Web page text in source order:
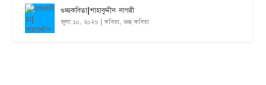
গুচ্ছকবিতা|শাহাবুদ্দীন নাগরী
জুলা ১০, ২০২৬ |কবিতা,গুচ্ছ কবিতা